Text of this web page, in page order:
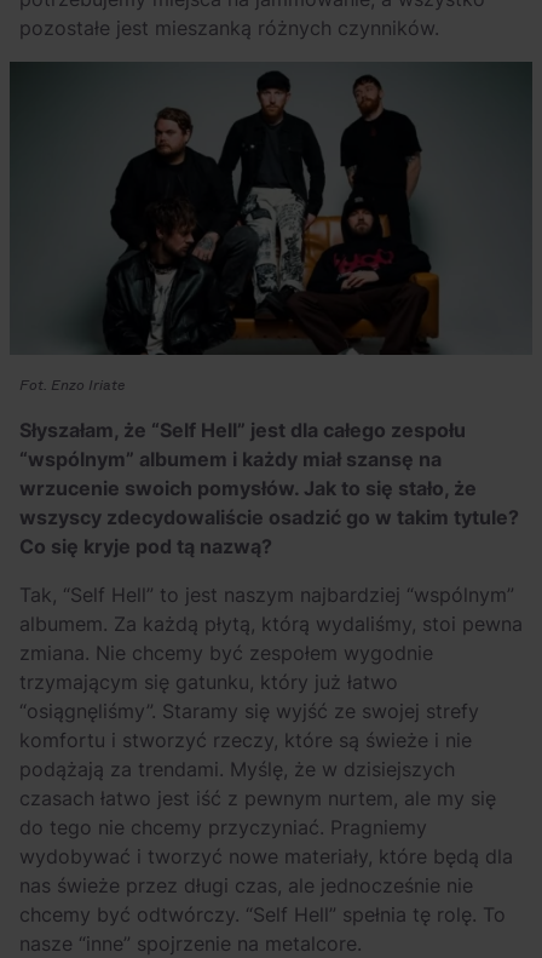
pozostałe jest mieszanką różnych czynników.
Fot. Enzo Iriate
Słyszałam, że “Self Hell” jest dla całego zespołu
“wspólnym” albumem i każdy miał szansę na
wrzucenie swoich pomysłów. Jak to się stało, że
wszyscy zdecydowaliście osadzić go w takim tytule?
Co się kryje pod tą nazwą?
Tak, “Self Hell” to jest naszym najbardziej “wspólnym”
albumem. Za każdą płytą, którą wydaliśmy, stoi pewna
zmiana. Nie chcemy być zespołem wygodnie
trzymającym się gatunku, który już łatwo
“osiągnęliśmy”. Staramy się wyjść ze swojej strefy
komfortu i stworzyć rzeczy, które są świeże i nie
podążają za trendami. Myślę, że w dzisiejszych
czasach łatwo jest iść z pewnym nurtem, ale my się
do tego nie chcemy przyczyniać. Pragniemy
wydobywać i tworzyć nowe materiały, które będą dla
nas świeże przez długi czas, ale jednocześnie nie
chcemy być odtwórczy. “Self Hell” spełnia tę rolę. To
nasze “inne” spojrzenie na metalcore.